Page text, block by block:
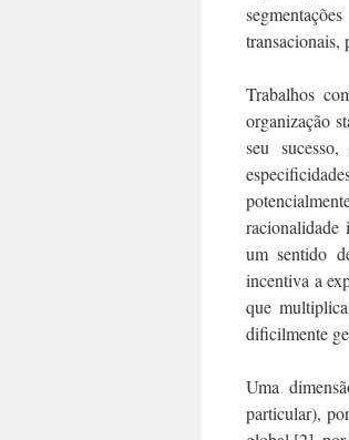
transacionais,
Trabalhos
organização
seu
racionalidade
um sentido
incentiva a
que
dificilmente
Uma
particular),